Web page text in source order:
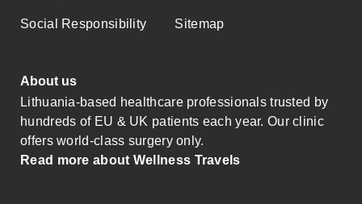
Social Responsibility Sitemap
About us
Lithuania-based healthcare professionals trusted by
hundreds of EU & UK patients each year. Our clinic
offers world-class surgery only.
Read more about Wellness Travels